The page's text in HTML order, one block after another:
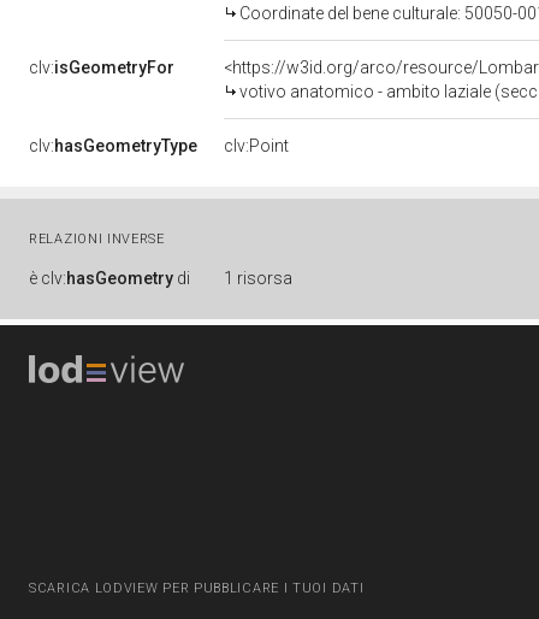
Coordinate del bene culturale: 50050-
clv:isGeometryFor
<https://w3id.org/arco/resource/
votivo anatomico - ambito laziale (secc.
clv:hasGeometryType clv:Point
RELAZIONI INVERSE
è clv:hasGeometry di 1 risorsa
SCARICA LODVIEW PER PUBBLICARE I TUOI DATI